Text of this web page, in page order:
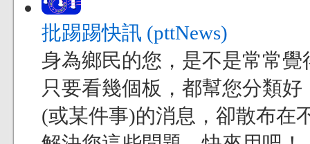
批踢踢快訊 (pttNews)
身為鄉民的您，是不是常常
只要看幾個板，都幫您分類
(或某件事)的消息，卻散布在